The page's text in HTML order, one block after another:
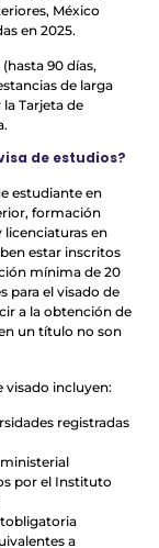
México
en 2025.
90 días,
de larga
Tarjeta de
de estudios?
estudiante en
formación
licenciaturas en
estar inscritos
mínima de 20
para el visado de
a la obtención de
un título no son
visado incluyen:
registradas
por el Instituto
a